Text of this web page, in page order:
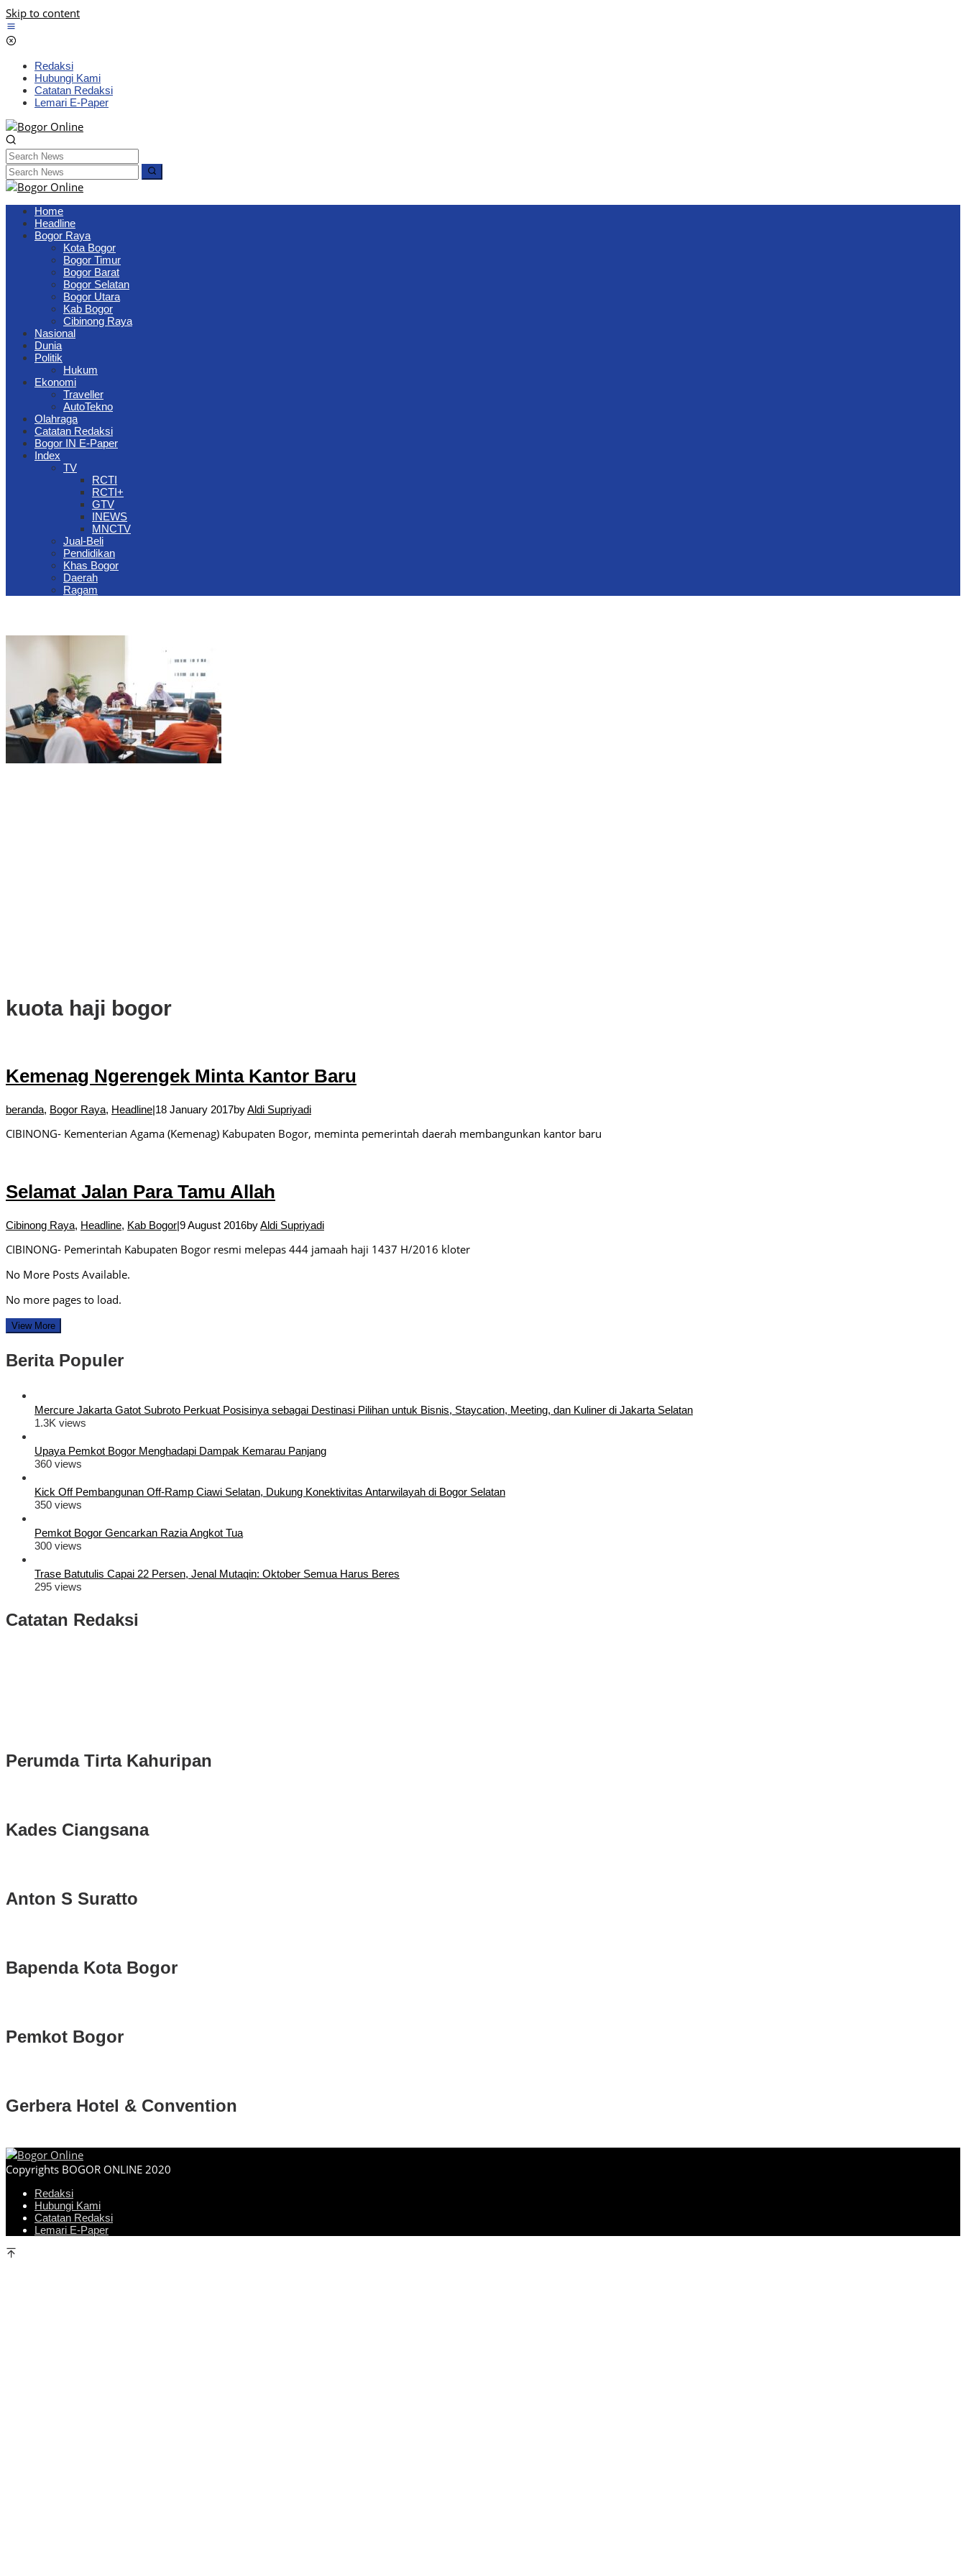
Skip to content
Redaksi
Hubungi Kami
Catatan Redaksi
Lemari E-Paper
Home
Headline
Bogor Raya
Kota Bogor
Bogor Timur
Bogor Barat
Bogor Selatan
Bogor Utara
Kab Bogor
Cibinong Raya
Nasional
Dunia
Politik
Hukum
Ekonomi
Traveller
AutoTekno
Olahraga
Catatan Redaksi
Bogor IN E-Paper
Index
TV
RCTI
RCTI+
GTV
INEWS
MNCTV
Jual-Beli
Pendidikan
Khas Bogor
Daerah
Ragam
kuota haji bogor
Kemenag Ngerengek Minta Kantor Baru
beranda, Bogor Raya, Headline|18 January 2017byAldi Supriyadi
CIBINONG- Kementerian Agama (Kemenag) Kabupaten Bogor, meminta pemerintah daerah membangunkan kantor baru
Selamat Jalan Para Tamu Allah
Cibinong Raya, Headline, Kab Bogor|9 August 2016byAldi Supriyadi
CIBINONG- Pemerintah Kabupaten Bogor resmi melepas 444 jamaah haji 1437 H/2016 kloter
No More Posts Available.
No more pages to load.
View More
Berita Populer
Mercure Jakarta Gatot Subroto Perkuat Posisinya sebagai Destinasi Pilihan untuk Bisnis, Staycation, Meeting, dan Kuliner di Jakarta Selatan
1.3K views
Upaya Pemkot Bogor Menghadapi Dampak Kemarau Panjang
360 views
Kick Off Pembangunan Off-Ramp Ciawi Selatan, Dukung Konektivitas Antarwilayah di Bogor Selatan
350 views
Pemkot Bogor Gencarkan Razia Angkot Tua
300 views
Trase Batutulis Capai 22 Persen, Jenal Mutaqin: Oktober Semua Harus Beres
295 views
Catatan Redaksi
Perumda Tirta Kahuripan
Kades Ciangsana
Anton S Suratto
Bapenda Kota Bogor
Pemkot Bogor
Gerbera Hotel & Convention
Copyrights BOGOR ONLINE 2020
Redaksi
Hubungi Kami
Catatan Redaksi
Lemari E-Paper